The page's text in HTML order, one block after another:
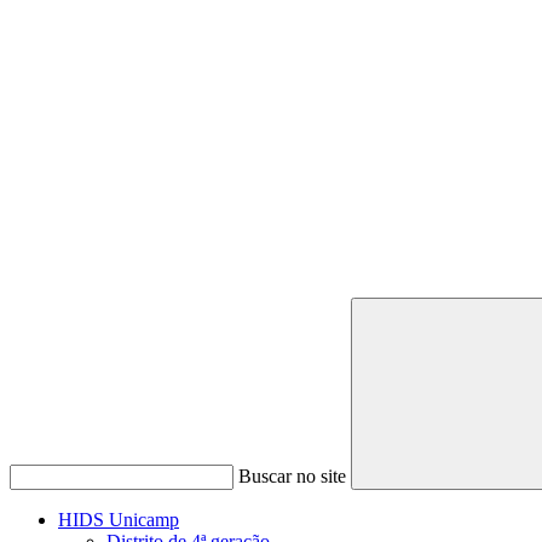
Buscar no site
HIDS Unicamp